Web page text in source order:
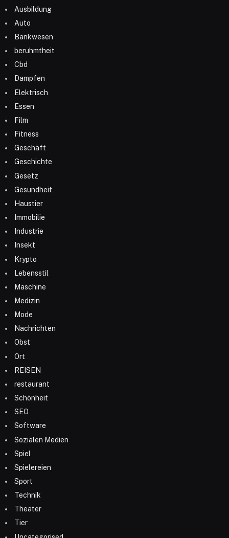
Ausbildung
Auto
Bankwesen
beruhmtheit
Cbd
Dampfen
Elektrisch
Essen
Film
Fitness
Geschäft
Geschichte
Gesetz
Gesundheit
Haustier
Immobilie
Industrie
Insekt
Krypto
Lebensstil
Maschine
Medizin
Mode
Nachrichten
Obst
Ort
REISEN
restaurant
Schönheit
SEO
Software
Sozialen Medien
Spiel
Spielereien
Sport
Technik
Theater
Tier